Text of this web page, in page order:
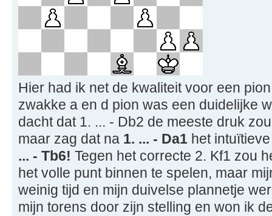
Hier had ik net de kwaliteit voor een
zwakke a en d pion was een duidelijke
dacht dat 1. ... - Db2 de meeste druk
maar zag dat na 1. ... - Da1 het
... - Tb6! Tegen het correcte 2. Kf1 zou
het volle punt binnen te spelen, maar
weinig tijd en mijn duivelse plannetje
mijn torens door zijn stelling en won ik